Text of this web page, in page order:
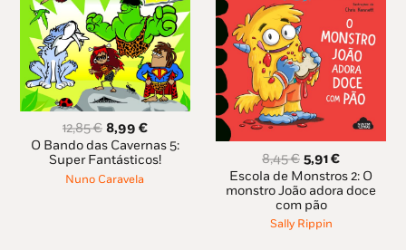
12,85€ O
preço
original
era:
8,99 €O
preço
atual
O Bando das Cavernas 5:
Super Fantásticos!
Nuno Caravela
8,45€ O
preço
original
era:
8,45 €.
5,91€O
preço
atual
Escola de Monstros 2: O
monstro João adora doce
com pão
Sally Rippin